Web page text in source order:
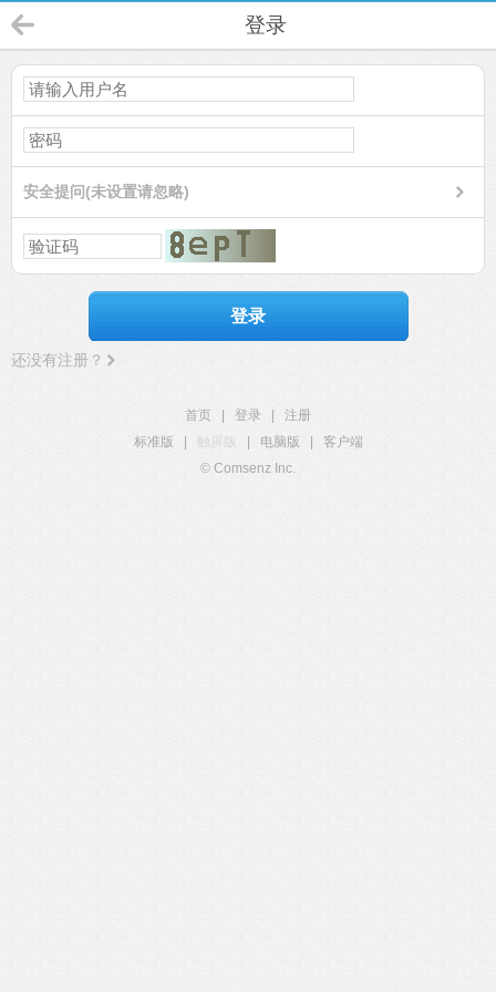
登录
安全提问(未设置请忽略)
登录
还没有注册？
首页 登录
注册
标准版
触屏版 电脑版
客户端
© Comsenz Inc.